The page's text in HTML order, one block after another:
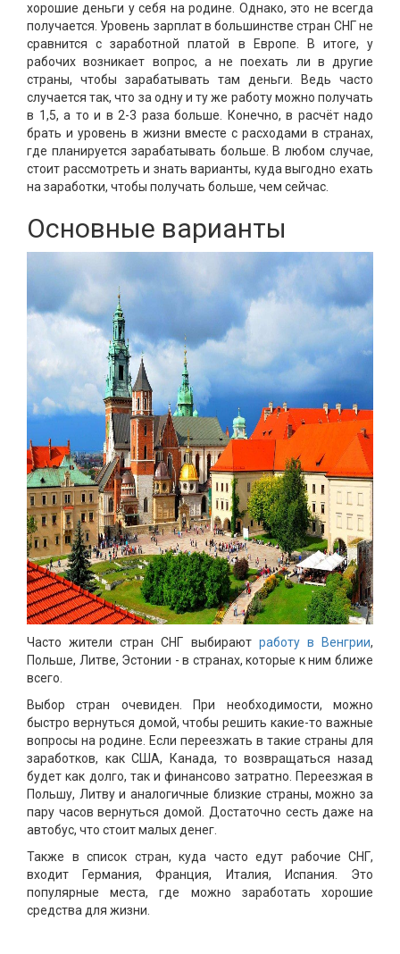
хорошие деньги у себя на родине. Однако, это не всегда
получается. Уровень зарплат в большинстве стран СНГ не
сравнится с заработной платой в Европе. В итоге, у
рабочих возникает вопрос, а не поехать ли в другие
страны, чтобы зарабатывать там деньги. Ведь часто
случается так, что за одну и ту же работу можно получать
в 1,5, а то и в 2-3 раза больше. Конечно, в расчёт надо
брать и уровень в жизни вместе с расходами в странах,
где планируется зарабатывать больше. В любом случае,
стоит рассмотреть и знать варианты, куда выгодно ехать
на заработки, чтобы получать больше, чем сейчас.
Основные варианты
Часто жители стран СНГ выбирают работу в Венгрии,
Польше, Литве, Эстонии - в странах, которые к ним ближе
всего.
Выбор стран очевиден. При необходимости, можно
быстро вернуться домой, чтобы решить какие-то важные
вопросы на родине. Если переезжать в такие страны для
заработков, как США, Канада, то возвращаться назад
будет как долго, так и финансово затратно. Переезжая в
Польшу, Литву и аналогичные близкие страны, можно за
пару часов вернуться домой. Достаточно сесть даже на
автобус, что стоит малых денег.
Также в список стран, куда часто едут рабочие СНГ,
входит Германия, Франция, Италия, Испания. Это
популярные места, где можно заработать хорошие
средства для жизни.